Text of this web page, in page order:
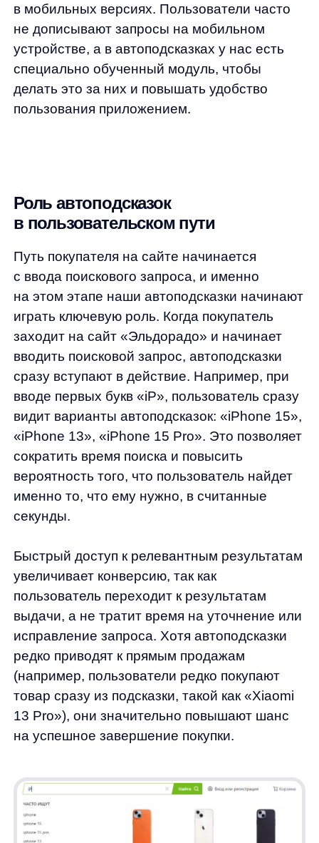
вероятность того, что пользователь найдет
именно то, что ему нужно, в считанные
секунды.
Быстрый доступ к релевантным результатам
увеличивает конверсию, так как
пользователь переходит к результатам
товар сразу из подсказки, такой как «Xiaomi
13 Pro»), они значительно повышают шанс
на успешное завершение покупки.
На мобильной версии сайта «Эльдорадо»
автоподсказки играют еще более важную
при вводе запросов с маленькой клавиатуры
мобильного устройства. Например, при
попытке ввести запрос «LG OLED TV»
пользователь может случайно ввести
предложат правильный запрос,
отказов.
Кроме того, в мобильной версии сайта
пользователи чаще нажимают на подсказки,
что ускоряет их переход к нужному товару и,
как следствие, увеличивает конверсию.